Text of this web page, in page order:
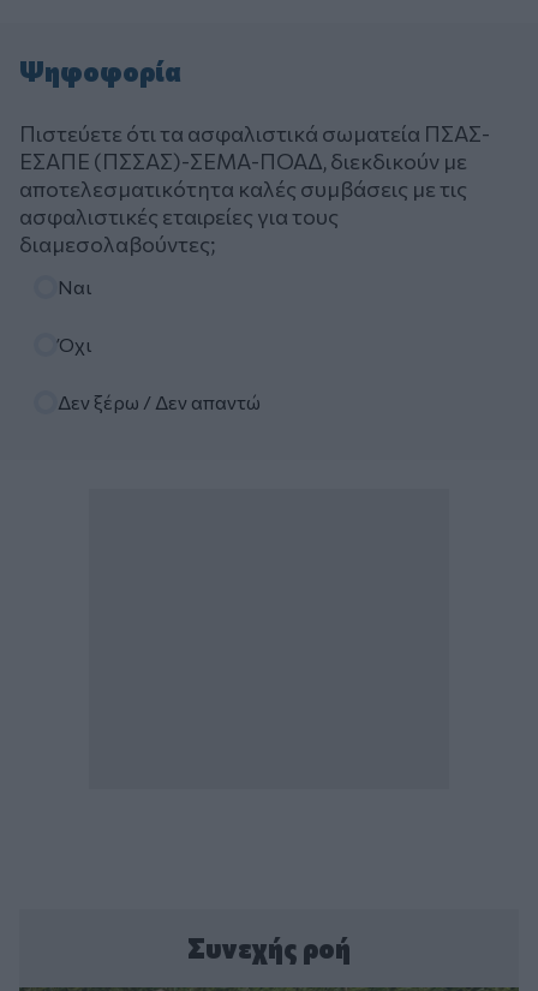
Ψηφοφορία
Πιστεύετε ότι τα ασφαλιστικά σωματεία ΠΣΑΣ-
ΕΣΑΠΕ (ΠΣΣΑΣ)-ΣΕΜΑ-ΠΟΑΔ, διεκδικούν με
αποτελεσματικότητα καλές συμβάσεις με τις
ασφαλιστικές εταιρείες για τους
διαμεσολαβούντες;
Ναι
Όχι
Δεν ξέρω / Δεν απαντώ
Συνεχής ροή